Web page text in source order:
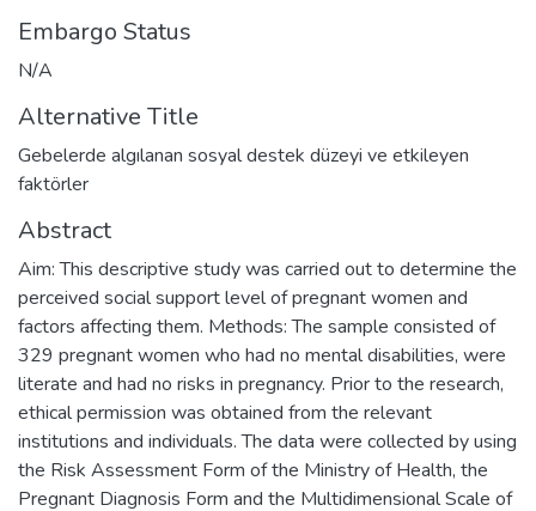
Embargo Status
N/A
Alternative Title
Gebelerde algılanan sosyal destek düzeyi ve etkileyen
faktörler
Abstract
Aim: This descriptive study was carried out to determine the
perceived social support level of pregnant women and
factors affecting them. Methods: The sample consisted of
329 pregnant women who had no mental disabilities, were
literate and had no risks in pregnancy. Prior to the research,
ethical permission was obtained from the relevant
institutions and individuals. The data were collected by using
the Risk Assessment Form of the Ministry of Health, the
Pregnant Diagnosis Form and the Multidimensional Scale of